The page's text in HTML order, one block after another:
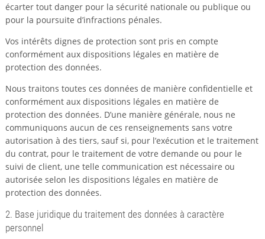
écarter tout danger pour la sécurité nationale ou publique ou
pour la poursuite d’infractions pénales.
Vos intérêts dignes de protection sont pris en compte
conformément aux dispositions légales en matière de
protection des données.
Nous traitons toutes ces données de manière confidentielle et
conformément aux dispositions légales en matière de
protection des données. D’une manière générale, nous ne
communiquons aucun de ces renseignements sans votre
autorisation à des tiers, sauf si, pour l’exécution et le traitement
du contrat, pour le traitement de votre demande ou pour le
suivi de client, une telle communication est nécessaire ou
autorisée selon les dispositions légales en matière de
protection des données.
2. Base juridique du traitement des données à caractère
personnel